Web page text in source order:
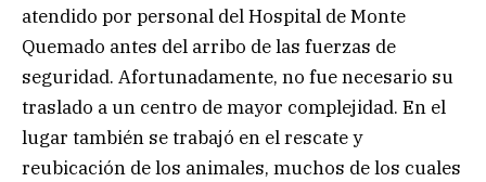
atendido por personal del Hospital de Monte
Quemado antes del arribo de las fuerzas de
seguridad. Afortunadamente, no fue necesario su
traslado a un centro de mayor complejidad. En el
lugar también se trabajó en el rescate y
reubicación de los animales, muchos de los cuales